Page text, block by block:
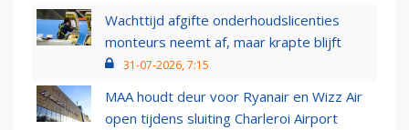
Wachttijd afgifte onderhoudslicenties
monteurs neemt af, maar krapte blijft
31-07-2026, 7:15
MAA houdt deur voor Ryanair en Wizz Air
open tijdens sluiting Charleroi Airport